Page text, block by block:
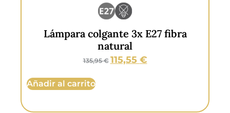
Lámpara colgante de techo 3
pantallas de ratán
99,95€ 84,95 €
Añadir al carrito